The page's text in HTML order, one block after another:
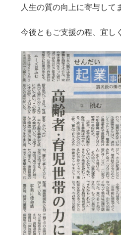
人生の質の向上に寄与して
今後ともご支援の程、宜し